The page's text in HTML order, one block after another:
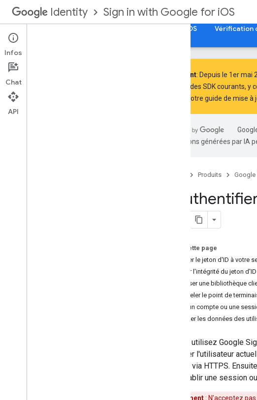
Identity Sign in with Google for iOS
Autorisation de compte Google pour iOS Vérification
Ajouter Se connecter avec Google à
Important: Depuis le 1er mai
utilisent des SDK courants,
Suivez notre guide de mise à
traductions générées par IA
Produits Google
Sur cette page
Envoyer le jeton d'ID à votre
Vérifier l'intégrité du jeton d'ID
Utiliser une bibliothèque
Appeler le point de
Créer un compte ou une
Protéger les données des
Si vous utilisez Google
identifier l'utilisateur
serveur via HTTPS.
pour établir une session
Avertissement: N'acceptez
Infos
Chat
API